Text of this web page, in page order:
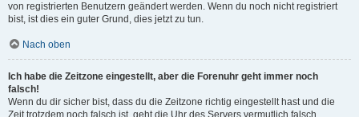
von registrierten Benutzern geändert werden. Wenn du noch nicht registriert
bist, ist dies ein guter Grund, dies jetzt zu tun.
Nach oben
Ich habe die Zeitzone eingestellt, aber die Forenuhr geht immer noch
falsch!
Wenn du dir sicher bist, dass du die Zeitzone richtig eingestellt hast und die
Zeit trotzdem noch falsch ist, geht die Uhr des Servers vermutlich falsch.